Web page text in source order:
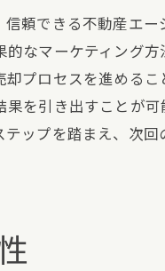
頼できる不動産エー
なマーケティング
プロセスを進めるこ
を引き出すことが可
ップを踏まえ、次回